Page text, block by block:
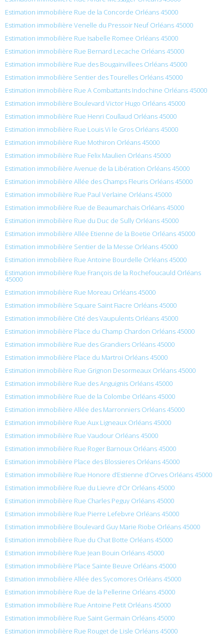
Estimation immobilière Rue de la Concorde Orléans 45000
Estimation immobilière Venelle du Pressoir Neuf Orléans 45000
Estimation immobilière Rue Isabelle Romee Orléans 45000
Estimation immobilière Rue Bernard Lecache Orléans 45000
Estimation immobilière Rue des Bougainvillees Orléans 45000
Estimation immobilière Sentier des Tourelles Orléans 45000
Estimation immobilière Rue A Combattants Indochine Orléans 45000
Estimation immobilière Boulevard Victor Hugo Orléans 45000
Estimation immobilière Rue Henri Coullaud Orléans 45000
Estimation immobilière Rue Louis Vi le Gros Orléans 45000
Estimation immobilière Rue Mothiron Orléans 45000
Estimation immobilière Rue Felix Maulien Orléans 45000
Estimation immobilière Avenue de la Libération Orléans 45000
Estimation immobilière Allée des Champs Fleuris Orléans 45000
Estimation immobilière Rue Paul Verlaine Orléans 45000
Estimation immobilière Rue de Beaumarchais Orléans 45000
Estimation immobilière Rue du Duc de Sully Orléans 45000
Estimation immobilière Allée Etienne de la Boetie Orléans 45000
Estimation immobilière Sentier de la Messe Orléans 45000
Estimation immobilière Rue Antoine Bourdelle Orléans 45000
Estimation immobilière Rue François de la Rochefoucauld Orléans
45000
Estimation immobilière Rue Moreau Orléans 45000
Estimation immobilière Square Saint Fiacre Orléans 45000
Estimation immobilière Cité des Vaupulents Orléans 45000
Estimation immobilière Place du Champ Chardon Orléans 45000
Estimation immobilière Rue des Grandiers Orléans 45000
Estimation immobilière Place du Martroi Orléans 45000
Estimation immobilière Rue Grignon Desormeaux Orléans 45000
Estimation immobilière Rue des Anguignis Orléans 45000
Estimation immobilière Rue de la Colombe Orléans 45000
Estimation immobilière Allée des Marronniers Orléans 45000
Estimation immobilière Rue Aux Ligneaux Orléans 45000
Estimation immobilière Rue Vaudour Orléans 45000
Estimation immobilière Rue Roger Barnoux Orléans 45000
Estimation immobilière Place des Blossieres Orléans 45000
Estimation immobilière Rue Honore d’Estienne d’Orves Orléans 45000
Estimation immobilière Rue du Lievre d’Or Orléans 45000
Estimation immobilière Rue Charles Peguy Orléans 45000
Estimation immobilière Rue Pierre Lefebvre Orléans 45000
Estimation immobilière Boulevard Guy Marie Riobe Orléans 45000
Estimation immobilière Rue du Chat Botte Orléans 45000
Estimation immobilière Rue Jean Bouin Orléans 45000
Estimation immobilière Place Sainte Beuve Orléans 45000
Estimation immobilière Allée des Sycomores Orléans 45000
Estimation immobilière Rue de la Pellerine Orléans 45000
Estimation immobilière Rue Antoine Petit Orléans 45000
Estimation immobilière Rue Saint Germain Orléans 45000
Estimation immobilière Rue Rouget de Lisle Orléans 45000